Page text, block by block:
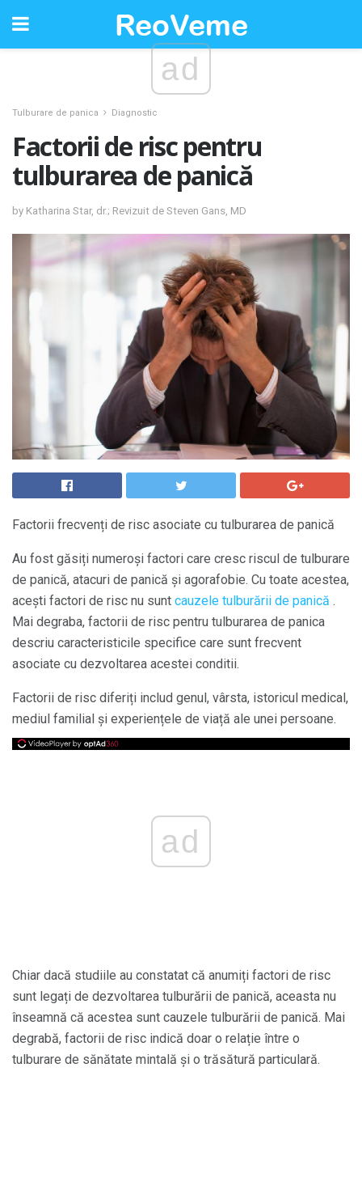
ad
Tulburare de panica Diagnostic
Factorii de risc pentru
tulburarea de panică
by Katharina Star, dr.; Revizuit de Steven Gans, MD
Factorii frecvenți de risc asociate cu tulburarea de panică
Au fost găsiți numeroși factori care cresc riscul de tulburare
de panică, atacuri de panică și agorafobie. Cu toate acestea,
acești factori de risc nu sunt cauzele tulburării de panică .
Mai degraba, factorii de risc pentru tulburarea de panica
descriu caracteristicile specifice care sunt frecvent
asociate cu dezvoltarea acestei conditii.
Factorii de risc diferiți includ genul, vârsta, istoricul medical,
mediul familial și experiențele de viață ale unei persoane.
ad
Chiar dacă studiile au constatat că anumiți factori de risc
sunt legați de dezvoltarea tulburării de panică, aceasta nu
înseamnă că acestea sunt cauzele tulburării de panică. Mai
degrabă, factorii de risc indică doar o relație între o
tulburare de sănătate mintală și o trăsătură particulară.